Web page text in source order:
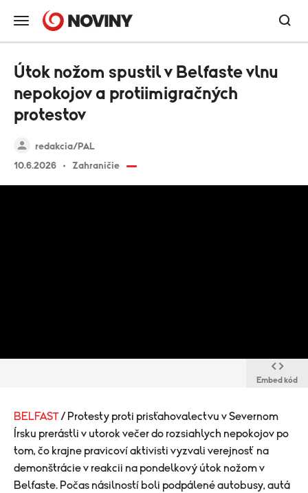
redakcia/PAL
10.6.2026
Zahraničie
Útok nožom spustil v Belfaste vlnu
nepokojov a protiimigračných
protestov
Embed kód
BELFAST/ Protesty proti prisťahovalectvu v Severnom
Írsku prerástli v utorok večer do rozsiahlych nepokojov po
tom, čo krajne pravicoví aktivisti vyzvali verejnosť na
demonštrácie v reakcii na pondelkový útok nožom v
Belfaste. Počas násilností boli podpálené autobusy, autá